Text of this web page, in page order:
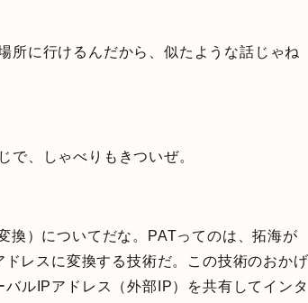
所に行けるんだから、似たような話じゃね
で、しゃべりもきついぜ。
換）についてだな。PATってのは、拓海が
レスに変換する技術だ。この技術のおかげ
ルIPアドレス（外部IP）を共有してインタ